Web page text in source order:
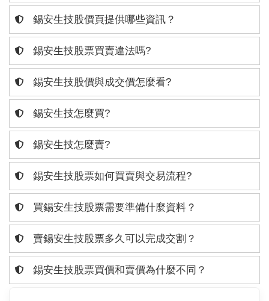
錫安生技股價頁提供哪些資訊？
錫安生技股票買賣違法嗎?
錫安生技股價與成交價怎麼看?
錫安生技怎麼買?
錫安生技怎麼賣?
錫安生技股票如何買賣與交易流程?
買錫安生技股票需要準備什麼資料？
賣錫安生技股票多久可以完成交割？
錫安生技股票買價和賣價為什麼不同？